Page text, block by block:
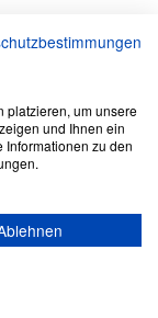
platzieren, um unsere
und Ihnen ein
Informationen zu den